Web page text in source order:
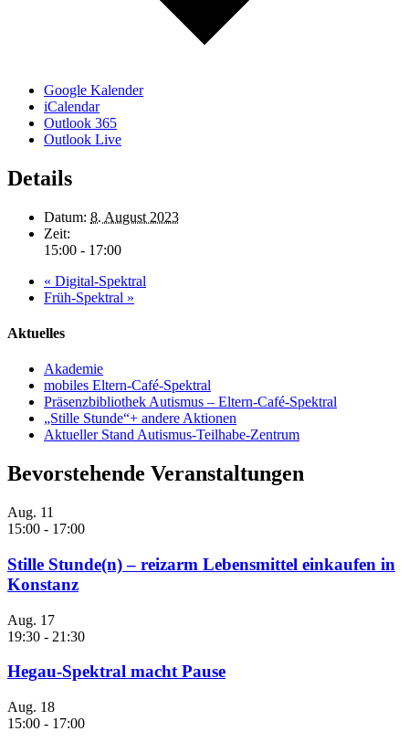
Google Kalender
iCalendar
Outlook 365
Outlook Live
Details
Datum: 8. August 2023
Zeit:
15:00 - 17:00
« Digital-Spektral
Früh-Spektral »
Aktuelles
Akademie
mobiles Eltern-Café-Spektral
Präsenzbibliothek Autismus – Eltern-Café-Spektral
„Stille Stunde“+ andere Aktionen
Aktueller Stand Autismus-Teilhabe-Zentrum
Bevorstehende Veranstaltungen
Aug. 11
15:00 - 17:00
Stille Stunde(n) – reizarm Lebensmittel einkaufen in
Konstanz
Aug. 17
19:30 - 21:30
Hegau-Spektral macht Pause
Aug. 18
15:00 - 17:00